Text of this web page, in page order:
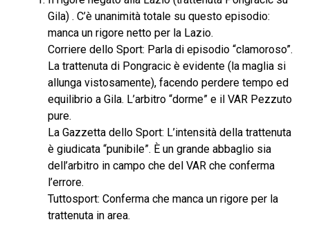
Gila) . C’è unanimità totale su questo episodio:
manca un rigore netto per la Lazio.
Corriere dello Sport: Parla di episodio “clamoroso”.
La trattenuta di Pongracic è evidente (la maglia si
allunga vistosamente), facendo perdere tempo ed
equilibrio a Gila. L’arbitro “dorme” e il VAR Pezzuto
pure.
La Gazzetta dello Sport: L’intensità della trattenuta
è giudicata “punibile”. È un grande abbaglio sia
dell’arbitro in campo che del VAR che conferma
l’errore.
Tuttosport: Conferma che manca un rigore per la
trattenuta in area.